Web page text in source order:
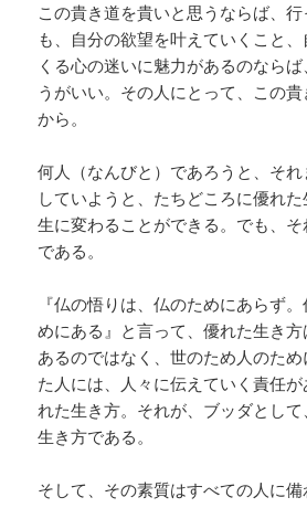
この貴き道を貴いと思うならば、
も、自分の欲望を叶えていくこと
くる心の迷いに魅力があるのなら
うがいい。その人にとって、この
から。
何人（なんびと）であろうと、そ
していようと、たちどころに優れ
生に変わることができる。でも、
である。
『仏の悟りは、仏のためにあらず
めにある』と言って、優れた生き
あるのではなく、世のため人のた
た人には、人々に伝えていく責任
れた生き方。それが、ブッダとし
生き方である。
そして、その素質はすべての人に備